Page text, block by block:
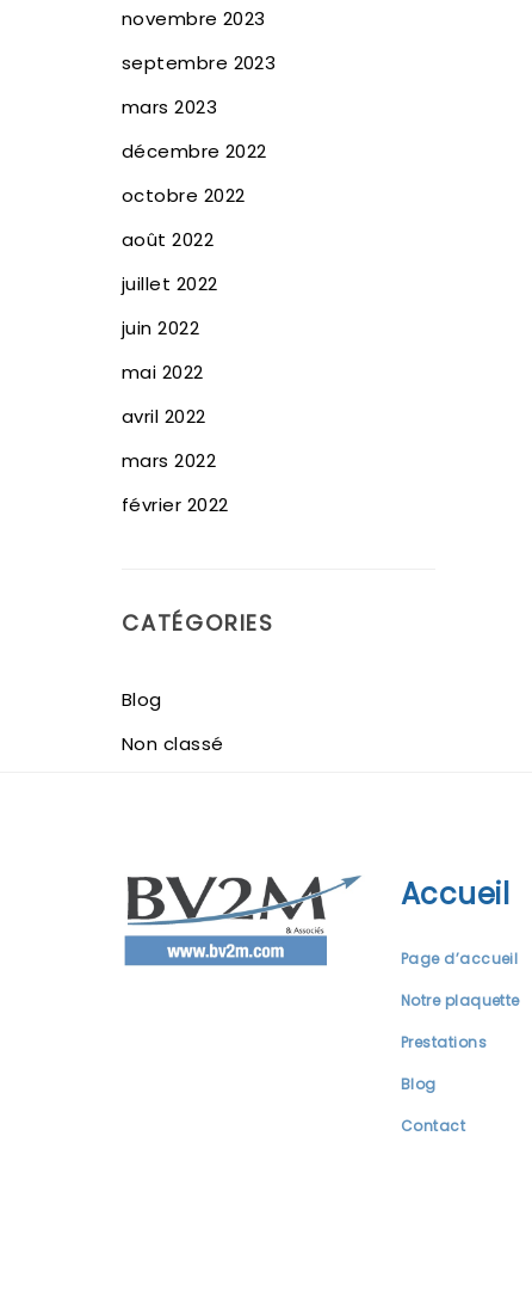
novembre 2023
septembre 2023
mars 2023
décembre 2022
octobre 2022
août 2022
juillet 2022
juin 2022
mai 2022
avril 2022
mars 2022
février 2022
CATÉGORIES
Blog
Non classé
Accueil
Page d’accueil
Notre plaquette
Prestations
Blog
Contact